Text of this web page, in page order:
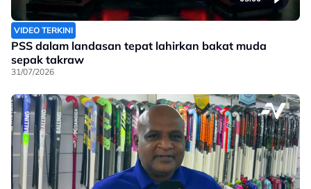
VIDEO TERKINI
PSS dalam landasan tepat lahirkan bakat muda
sepak takraw
31/07/2026